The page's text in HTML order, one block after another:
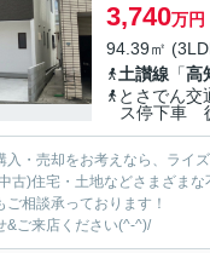
3,740万円
94.39㎡
土讃線 「高
とさでん交
ス停下車
入・売却をお考えなら、ライ
古)住宅・土地などさまざまな
ご相談承っております！
&ご来店ください‍(^-^)/